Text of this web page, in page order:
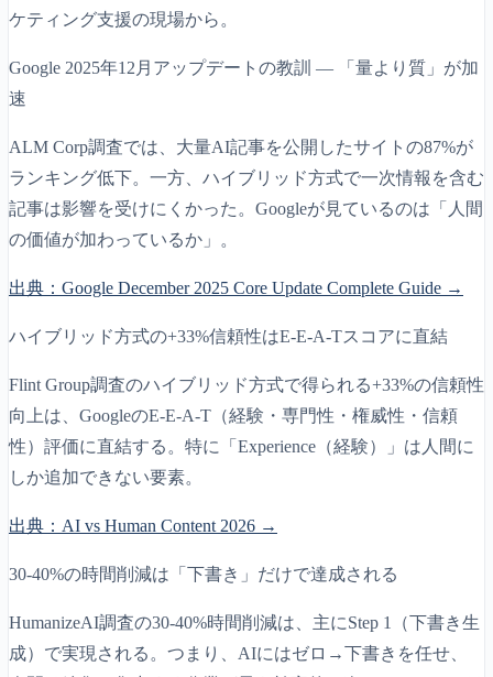
ケティング支援の現場から。
Google 2025年12月アップデートの教訓 — 「量より質」が加
速
ALM Corp調査では、大量AI記事を公開したサイトの87%が
ランキング低下。一方、ハイブリッド方式で一次情報を含む
記事は影響を受けにくかった。Googleが見ているのは「人間
の価値が加わっているか」。
出典： Google December 2025 Core Update Complete Guide →
ハイブリッド方式の+33%信頼性はE-E-A-Tスコアに直結
Flint Group調査のハイブリッド方式で得られる+33%の信頼性
向上は、GoogleのE-E-A-T（経験・専門性・権威性・信頼
性）評価に直結する。特に「Experience（経験）」は人間に
しか追加できない要素。
出典： AI vs Human Content 2026 →
30-40%の時間削減は「下書き」だけで達成される
HumanizeAI調査の30-40%時間削減は、主にStep 1（下書き生
成）で実現される。つまり、AIにはゼロ→下書きを任せ、